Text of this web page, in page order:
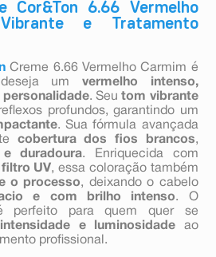
Cor&Ton 6.66 Vermelho
e Tratamento
Creme 6.66 Vermelho Carmim é
um vermelho intenso,
personalidade. Seutom vibrante
profundos, garantindo um
. Sua fórmula avançada
cobertura dos fios brancos,
duradoura. Enriquecida com
UV, essa coloração também
o processo, deixando o cabelo
e com brilho intenso. O
perfeito para quem quer se
intensidade e luminosidade ao
profissional.